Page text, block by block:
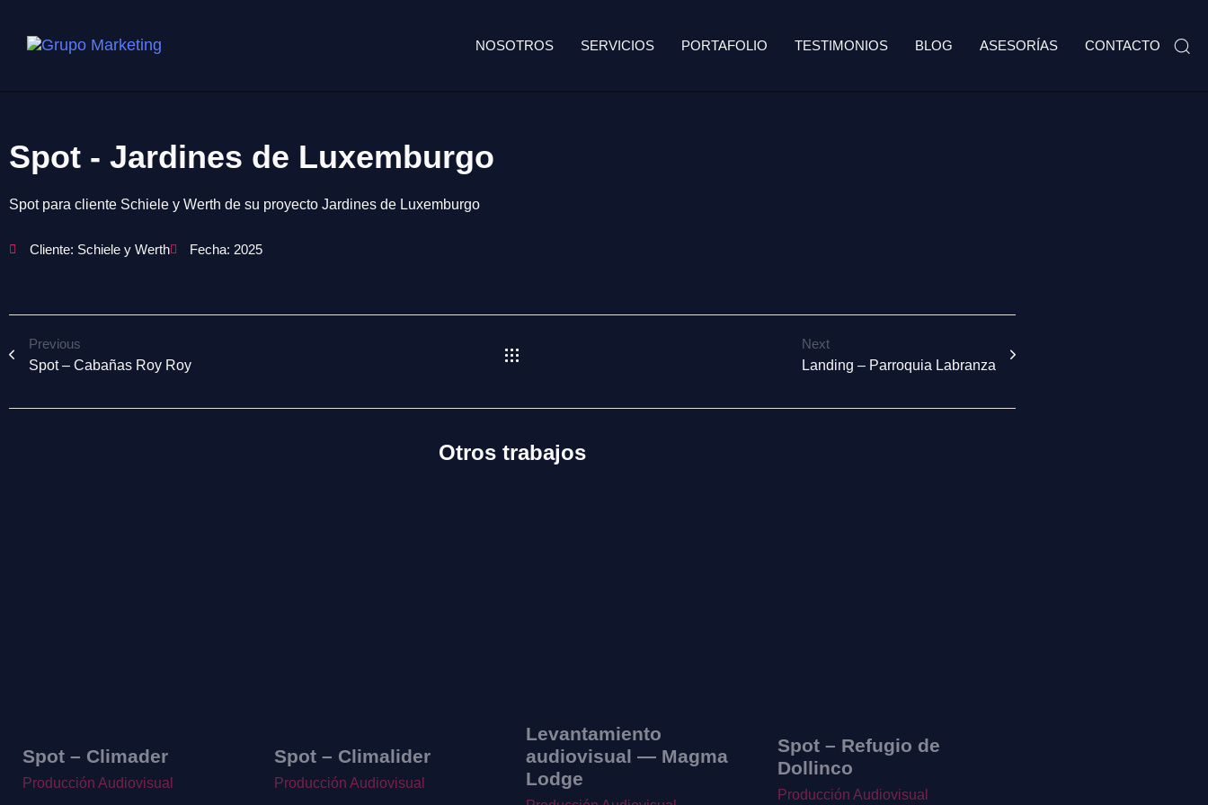
NOSOTROS SERVICIOS PORTAFOLIO TESTIMONIOS BLOG ASESORÍAS CONTACTO
Spot - Jardines de Luxemburgo
Spot para cliente Schiele y Werth de su proyecto Jardines de Luxemburgo
Cliente: Schiele y Werth Fecha: 2025
Previous
Spot – Cabañas Roy Roy
Next
Landing – Parroquia Labranza
Otros trabajos
Spot – Climader
Producción Audiovisual
Spot – Climalider
Producción Audiovisual
Levantamiento
audiovisual — Magma
Lodge
Spot – Refugio de
Dollinco
Producción Audiovisual